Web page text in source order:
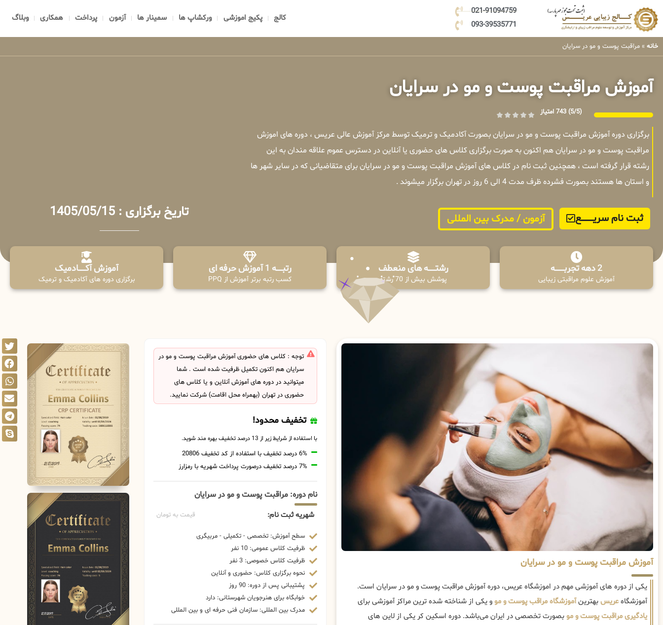
021-91094759
093-39535771
کالج پکیج اموزشی ورکشاپ ها سمینار ها آزمون پرداخت همکاری وبلاگ
خانه » مراقبت پوست و مو در سرایان
آموزش مراقبت پوست و مو در سرایان
(5/5) 743 امتیاز
برگزاری دوره آموزش مراقبت پوست و مو در سرایان بصورت آکادمیک و ترمیک توسط مرکز آموزش عالی عریس ، دوره های اموزش
مراقبت پوست و مو در سرایان هم اکنون به صورت برگزاری کلاس های حضوری یا آنلاین در دسترس عموم علاقه مندان به این
رشته قرار گرفته است ، همچنین ثبت نام در کلاس های آموزش مراقبت پوست و مو در سرایان برای متقاضیانی که در سایر شهر ها
و استان ها هستند بصورت فشرده ظرف مدت 4 الی 6 روز در تهران برگزار میشوند .
ثبت نام سریــــــــــــع آزمون / مدرک بین المللی تاریخ برگزاری : 1405/05/15
2 دهه تجربـــــــــه
آموزش علوم مراقبتی زیبایی
رشتـــــــه های منعطف
پوشش بیش از 70 رشته
رتبــــــه 1 آموزش حرفه ای
کسب رتبه برتر آموزش از PPQ
آموزش آکـــــــادمیک
برگزاری دوره های آکادمیک و ترمیک
آموزش مراقبت پوست و مو در سرایان
یکی از دوره های آموزشی مهم در اموزشگاه عریس، دوره آموزش مراقبت پوست و مو در سرایان است.
آموزشگاهعریسبهترینآموزشگاه مراقب پوست و موو یکی از شناخته شده ترین مراکز آموزشی برای
یادگیری مراقبت پوست و موبصورت تخصصی در ایران می‌باشد. دوره اسکین کر یکی از لاین های
توجه : کلاس های حضوری آموزش مراقبت پوست و مو در
سرایان هم اکنون تکمیل ظرفیت شده است . شما
میتوانید در دوره های آموزش آنلاین و یا کلاس های
حضوری در تهران (بهمراه محل اقامت) شرکت نمایید.
تخفیف محدود!
با استفاده از شرایط زیر از 13 درصد تخفیف بهره مند شوید.
6% درصد تخفیف با استفاده از کد تخفیف 20806
7% درصد تخفیف درصورت پرداخت شهریه با رمزارز
نام دوره: مراقبت پوست و مو در سرایان
شهریه ثبت نام: قیمت به تومان
سطح آموزش: تخصصی - تکمیلی - مربیگری
ظرفیت کلاس عمومی: 10 نفر
ظرفیت کلاس خصوصی: 3 نفر
نحوه برگزاری کلاس: حضوری و آنلاین
پشتیبانی پس از دوره: 90 روز
خوابگاه برای هنرجویان شهرستانی: دارد
مدرک بین المللی: سازمان فنی حرفه ای و بین المللی